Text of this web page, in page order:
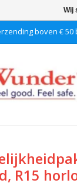
boven € 50
R15
Wij